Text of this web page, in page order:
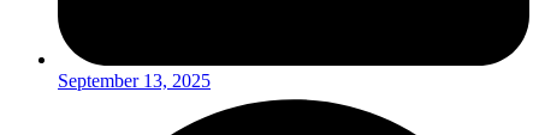
September 13, 2025